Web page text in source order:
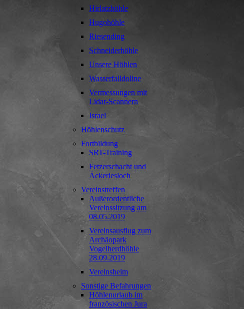
Hirlatzhöhle
Hugohöhle
Riesending
Schneiderhöhle
Unsere Höhlen
Wasserfalldoline
Vermessungen mit
Lidar-Scannern
Israel
Höhlenschutz
Fortbildung
SRT-Training
Fetzerschacht und
Äckerlesloch
Vereinstreffen
Außerordentliche
Vereinssitzung am
08.05.2019
Vereinsausflug zum
Archäopark
Vogelherdhöhle
28.09.2019
Vereinsheim
Sonstige Befahrungen
Höhlenurlaub im
französischen Jura